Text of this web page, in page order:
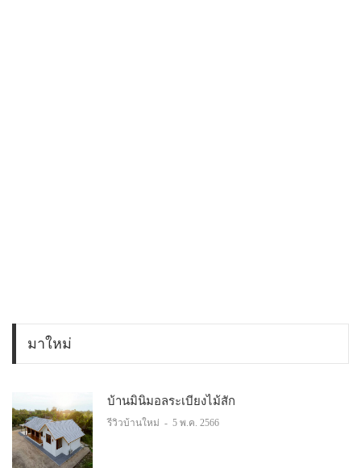
มาใหม่
บ้านมินิมอลระเบียงไม้สัก
รีวิวบ้านใหม่ - 5 พ.ค. 2566